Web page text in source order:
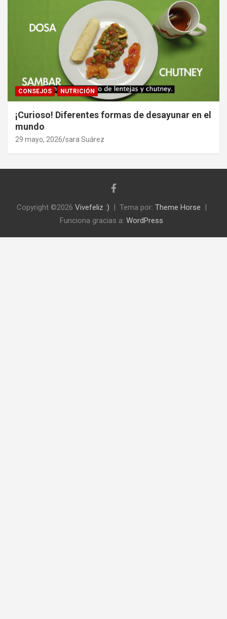
CONSEJOS NUTRICIÓN
¡Curioso! Diferentes formas de desayunar en el
mundo
29 mayo, 2026 sara Suárez
Copyright ©2026 Vivefeliz :) Tema por: Theme Horse
Funciona gracias a: WordPress